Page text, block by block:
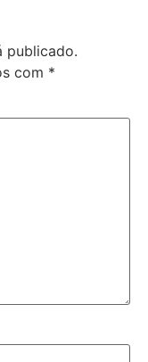
publicado.
com *